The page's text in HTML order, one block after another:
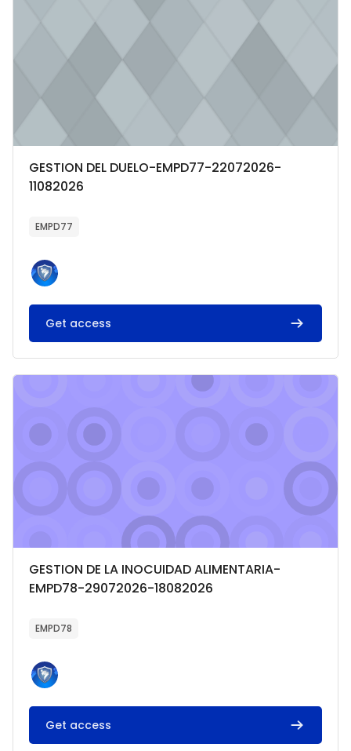
Categoría del curso
Nombre del curso
GESTION DEL DUELO-EMPD77-22072026-
11082026
EMPD77
Get access
Imagen del curso GESTION DE LA INOCUIDAD ALIMENTARIA-
Categoría del curso
Nombre del curso
GESTION DE LA INOCUIDAD ALIMENTARIA-
EMPD78-29072026-18082026
EMPD78
Get access